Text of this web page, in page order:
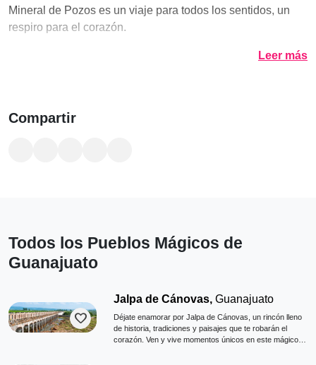
Mineral de Pozos es un viaje para todos los sentidos, un
respiro para el corazón.
Leer más
Compartir
Todos los Pueblos Mágicos de
Guanajuato
favorite
Jalpa de Cánovas,Guanajuato
Déjate enamorar por Jalpa de Cánovas, un rincón lleno
de historia, tradiciones y paisajes que te robarán el
corazón. Ven y vive momentos únicos en este mágico